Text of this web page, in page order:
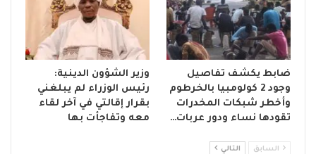
ضابط يكشف تفاصيل
وجود 2 كولومبيا بالخرطوم
وأخطر شبكات المخدرات
تقودها نساء ودور عربات…
وزير الشؤون الدينية:
رئيس الوزراء لم يبلغني
بقرار إقالتي في آخر لقاء
معه وتفاجأت بها
السابق التالي